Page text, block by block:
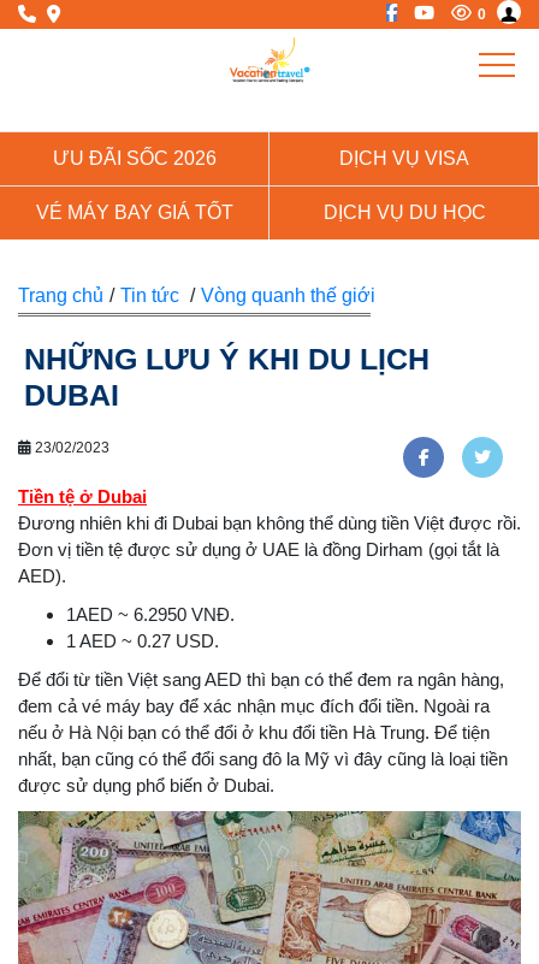
0
ƯU ĐÃI SỐC 2026 DỊCH VỤ VISA
VÉ MÁY BAY GIÁ TỐT DỊCH VỤ DU HỌC
Trang chủ / Tin tức / Vòng quanh thế giới
NHỮNG LƯU Ý KHI DU LỊCH
DUBAI
23/02/2023
Tiền tệ ở Dubai
Đương nhiên khi đi Dubai bạn không thể dùng tiền Việt được rồi.
Đơn vị tiền tệ được sử dụng ở UAE là đồng Dirham (gọi tắt là
AED).
1AED ~ 6.2950 VNĐ.
1 AED ~ 0.27 USD.
Để đổi từ tiền Việt sang AED thì bạn có thể đem ra ngân hàng,
đem cả vé máy bay để xác nhận mục đích đổi tiền. Ngoài ra
nếu ở Hà Nội bạn có thể đổi ở khu đổi tiền Hà Trung. Để tiện
nhất, bạn cũng có thể đổi sang đô la Mỹ vì đây cũng là loại tiền
được sử dụng phổ biến ở Dubai.